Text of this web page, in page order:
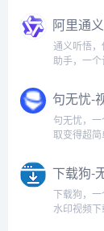
通义听悟，
助手，一个
场人士和学
将录音转成
格式的音
多语音转文
句无忧，
取变得超简
计，能快
案，支持B
书等主流
视频文案提
下载狗，
水印视频